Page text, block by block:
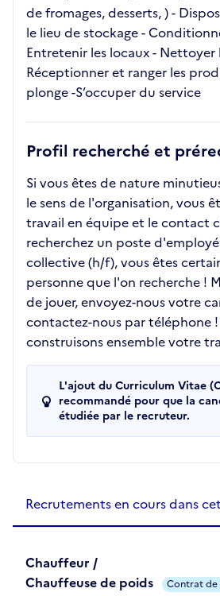
de fromages, desserts, ) -
le lieu de stockage -
Entretenir les locaux - Nettoyer
Réceptionner et ranger les
plonge -S’occuper du service
Profil recherché et
Si vous êtes de nature
le sens de l'organisation, vous
travail en équipe et le contact
recherchez un poste
collective (h/f), vous êtes
personne que l'on recherche !
de jouer, envoyez-nous votre
contactez-nous par téléphone !
construisons ensemble votre
L'ajout du Curriculum Vitae
recommandé pour que la
étudiée par le recruteur.
Recrutements en cours dans
Chauffeur /
Chauffeuse de poids
Contrat de